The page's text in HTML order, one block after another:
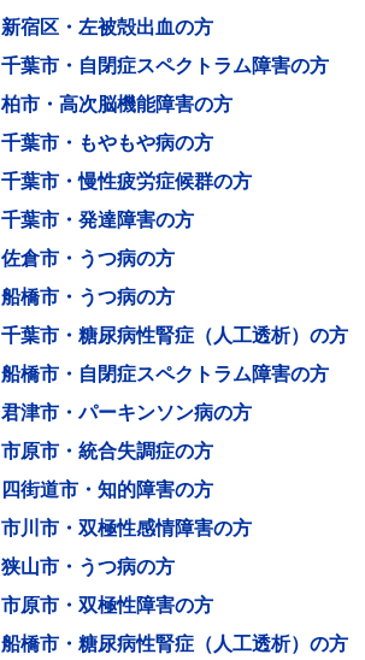
宿区・左被殻出血の方
葉市・自閉症スペクトラム障害の方
市・高次脳機能障害の方
葉市・もやもや病の方
葉市・慢性疲労症候群の方
葉市・発達障害の方
倉市・うつ病の方
橋市・うつ病の方
葉市・糖尿病性腎症（人工透析）の方
橋市・自閉症スペクトラム障害の方
津市・パーキンソン病の方
原市・統合失調症の方
街道市・知的障害の方
川市・双極性感情障害の方
山市・うつ病の方
原市・双極性障害の方
橋市・糖尿病性腎症（人工透析）の方